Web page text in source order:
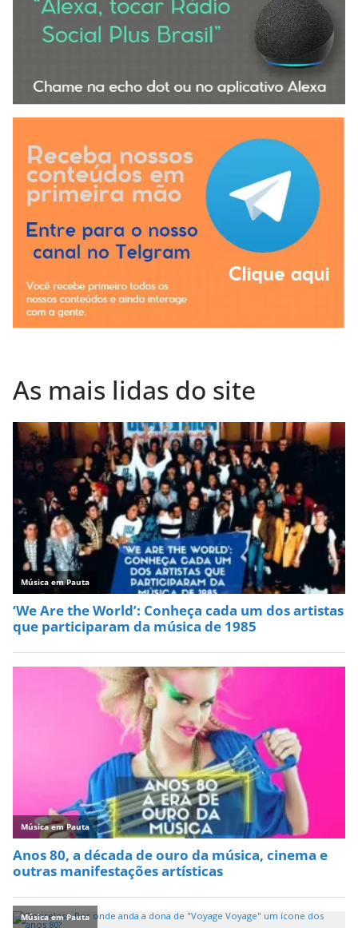
As mais lidas do site